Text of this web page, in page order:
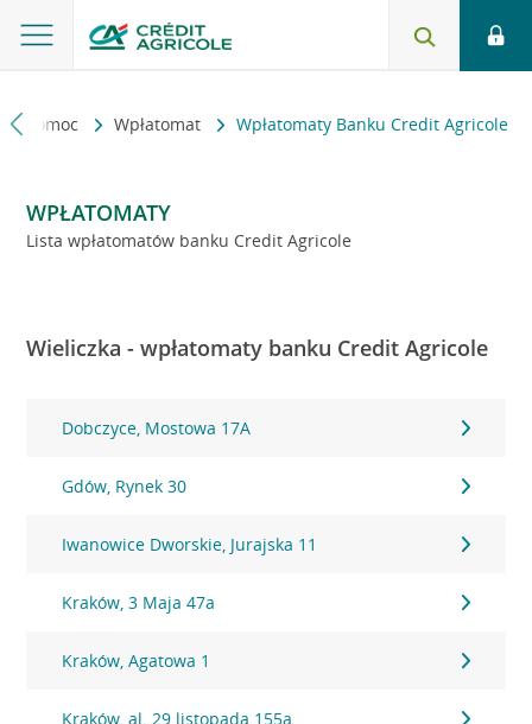
i pomoc Wpłatomat Wpłatomaty Banku Credit Agricole
WPŁATOMATY
Lista wpłatomatów banku Credit Agricole
Wieliczka - wpłatomaty banku Credit Agricole
Dobczyce, Mostowa 17A
Gdów, Rynek 30
Iwanowice Dworskie, Jurajska 11
Kraków, 3 Maja 47a
Kraków, Agatowa 1
Kraków, al. 29 listopada 155a